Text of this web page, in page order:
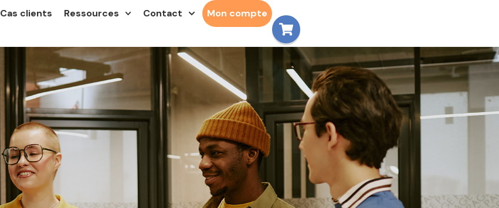
Cas clients Ressources Contact Mon compte